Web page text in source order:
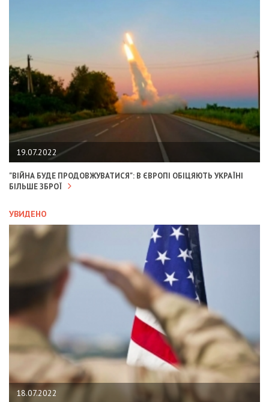
19.07.2022
"ВІЙНА БУДЕ ПРОДОВЖУВАТИСЯ": В ЄВРОПІ ОБІЦЯЮТЬ УКРАЇНІ
БІЛЬШЕ ЗБРОЇ
УВИДЕНО
18.07.2022